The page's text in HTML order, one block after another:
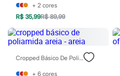
Tops
Moda íntima
Cintas e Modeladores
Meias
Sutiãs e Tops
Moda praia
+ 2 cores
R$ 35,99R$ 89,99
Cropped Básico De Poliamida Areia - Areia
+ 6 cores